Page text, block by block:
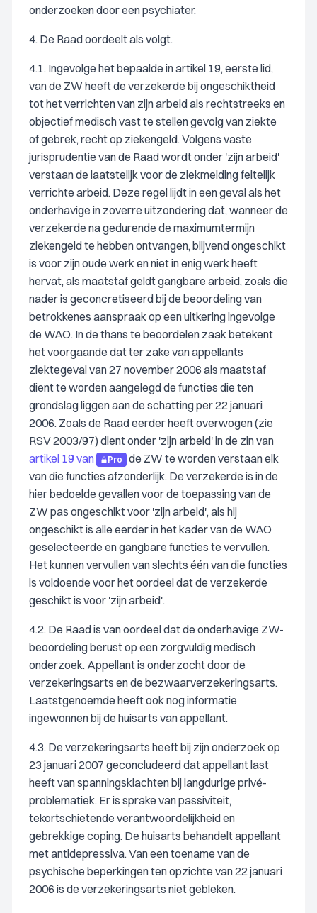
onderzoeken door een psychiater.
4. De Raad oordeelt als volgt.
4.1. Ingevolge het bepaalde in artikel 19, eerste lid,
van de ZW heeft de verzekerde bij ongeschiktheid
tot het verrichten van zijn arbeid als rechtstreeks en
objectief medisch vast te stellen gevolg van ziekte
of gebrek, recht op ziekengeld. Volgens vaste
jurisprudentie van de Raad wordt onder 'zijn arbeid'
verstaan de laatstelijk voor de ziekmelding feitelijk
verrichte arbeid. Deze regel lijdt in een geval als het
onderhavige in zoverre uitzondering dat, wanneer de
verzekerde na gedurende de maximumtermijn
ziekengeld te hebben ontvangen, blijvend ongeschikt
is voor zijn oude werk en niet in enig werk heeft
hervat, als maatstaf geldt gangbare arbeid, zoals die
nader is geconcretiseerd bij de beoordeling van
betrokkenes aanspraak op een uitkering ingevolge
de WAO. In de thans te beoordelen zaak betekent
het voorgaande dat ter zake van appellants
ziektegeval van 27 november 2006 als maatstaf
dient te worden aangelegd de functies die ten
grondslag liggen aan de schatting per 22 januari
2006. Zoals de Raad eerder heeft overwogen (zie
RSV 2003/97) dient onder 'zijn arbeid' in de zin van
artikel 19 van
Pro
de ZW te worden verstaan elk
van die functies afzonderlijk. De verzekerde is in de
hier bedoelde gevallen voor de toepassing van de
ZW pas ongeschikt voor 'zijn arbeid', als hij
ongeschikt is alle eerder in het kader van de WAO
geselecteerde en gangbare functies te vervullen.
Het kunnen vervullen van slechts één van die functies
is voldoende voor het oordeel dat de verzekerde
geschikt is voor 'zijn arbeid'.
4.2. De Raad is van oordeel dat de onderhavige ZW-
beoordeling berust op een zorgvuldig medisch
onderzoek. Appellant is onderzocht door de
verzekeringsarts en de bezwaarverzekeringsarts.
Laatstgenoemde heeft ook nog informatie
ingewonnen bij de huisarts van appellant.
4.3. De verzekeringsarts heeft bij zijn onderzoek op
23 januari 2007 geconcludeerd dat appellant last
heeft van spanningsklachten bij langdurige privé-
problematiek. Er is sprake van passiviteit,
tekortschietende verantwoordelijkheid en
gebrekkige coping. De huisarts behandelt appellant
met antidepressiva. Van een toename van de
psychische beperkingen ten opzichte van 22 januari
2006 is de verzekeringsarts niet gebleken.